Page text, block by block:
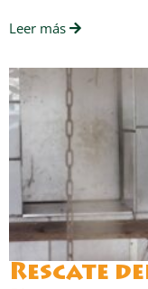
Leer más
Rescate